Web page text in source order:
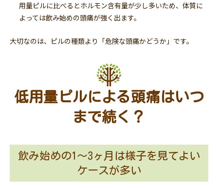
用量ピルに比べるとホルモン含有量が少し多いため、体質に
よっては飲み始めの頭痛が強く出ます。
大切なのは、ピルの種類より「危険な頭痛かどうか」です。
低用量ピルによる頭痛はいつ
まで続く？
飲み始めの1〜3ヶ月は様子を見てよい
ケースが多い